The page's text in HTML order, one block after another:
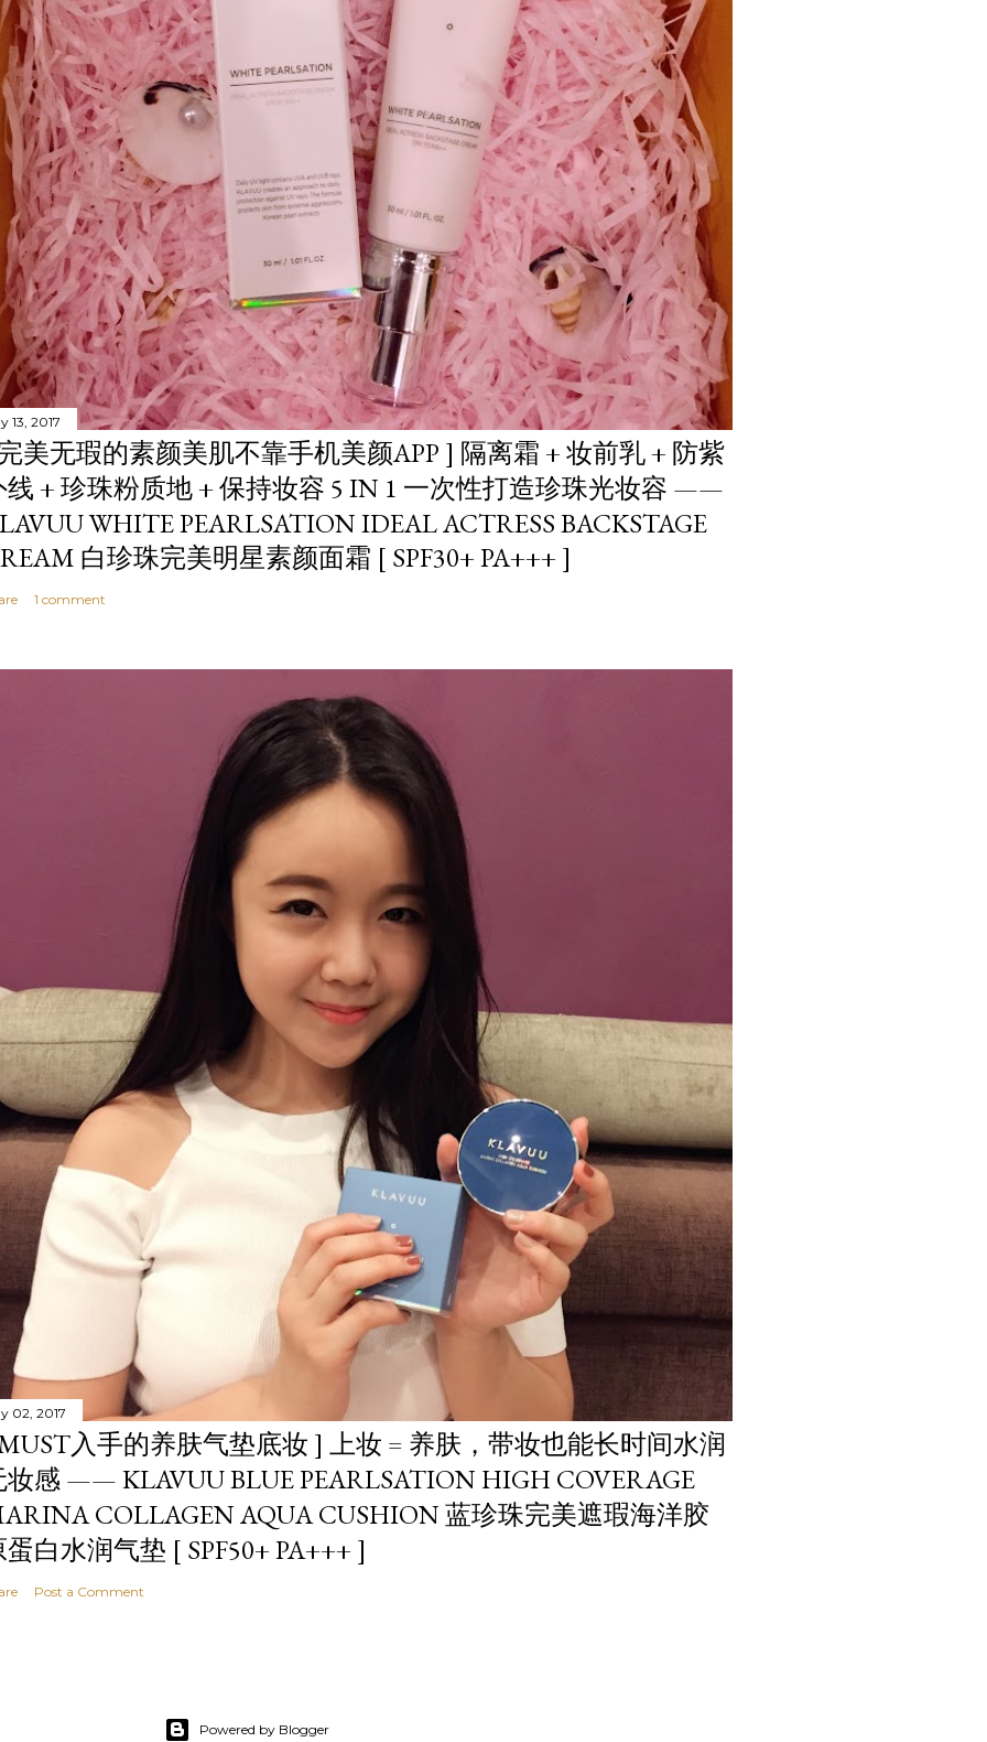
13, 2017
美无瑕的素颜美肌不靠手机美颜APP ] 隔离霜 + 妆前乳 + 防紫
线 + 珍珠粉质地 + 保持妆容 5 IN 1 一次性打造珍珠光妆容 ——
WHITE PEARLSATION IDEAL ACTRESS BACKSTAGE
白珍珠完美明星素颜面霜 [ SPF30+ PA+++ ]
1 comment
02, 2017
入手的养肤气垫底妆 ] 上妆 = 养肤，带妆也能长时间水润
妆感 —— KLAVUU BLUE PEARLSATION HIGH COVERAGE
COLLAGEN AQUA CUSHION 蓝珍珠完美遮瑕海洋胶
白水润气垫 [ SPF50+ PA+++ ]
Post a Comment
Powered by Blogger